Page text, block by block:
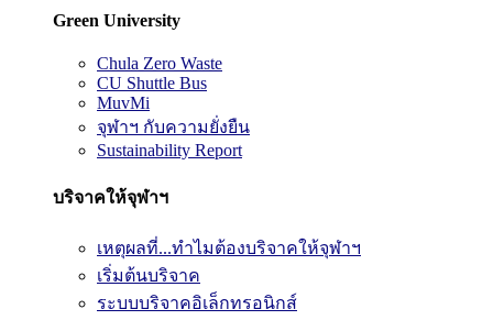
Green University
Chula Zero Waste
CU Shuttle Bus
MuvMi
จุฬาฯ กับความยั่งยืน
Sustainability Report
บริจาคให้จุฬาฯ
เหตุผลที่...ทำไมต้องบริจาคให้จุฬาฯ
เริ่มต้นบริจาค
ระบบบริจาคอิเล็กทรอนิกส์